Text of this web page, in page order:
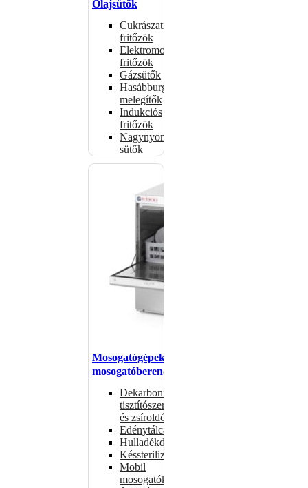
Olajsütők
Cukrászati
fritőzök
Elektromos
fritőzök
Gázsütők
Hasábburgonya
melegítők
Indukciós
fritőzök
Nagynyomású
sütők
Mosogatógépek,
mosogatóberendezések
Dekarbonizáló
tisztítószerek
és zsíroldók
Edénytálcák
Hulladékdarálók
Késsterilizátorok
Mobil
mosogatók